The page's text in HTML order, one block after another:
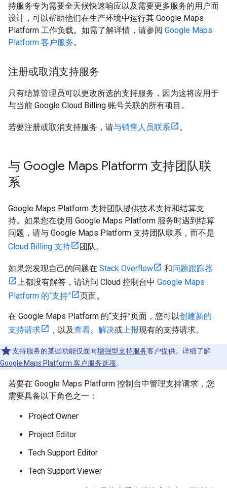
持服务专为需要全天候快速响应以及需要更多服务的用户而
设计，可以帮助他们在生产环境中运行其 Google Maps
Platform 工作负载。如需了解详情，请参阅 Google Maps
Platform 客户服务。
注册或取消支持服务
只有结算管理员可以更改所选的支持服务，因为这将应用于
与当前 Google Cloud Billing 账号关联的所有项目。
若要注册或取消支持服务，请与销售人员联系 。
与 Google Maps Platform 支持团队联
系
Google Maps Platform 支持团队提供技术支持和结算支
持。如果您在使用 Google Maps Platform 服务时遇到结算
问题，请与 Google Maps Platform 支持团队联系，而不是
Cloud Billing 支持
团队。
如果您发现自己的问题在 Stack Overflow 和问题跟踪器
上都没有解答，请访问 Cloud 控制台中 Google Maps
Platform 的“支持”
页面。
在 Google Maps Platform 的“支持”页面，您可以创建新的
支持请求
，以及查看 解决或 上报现有的支持请求。
支持服务的某些功能仅面向增强型支持服务客户提供。详细了解
Google Maps Platform 客户服务选项。
若要在 Google Maps Platform 控制台中管理支持请求，您
需要具备以下角色之一：
Project Owner
Project Editor
Tech Support Editor
Tech Support Viewer